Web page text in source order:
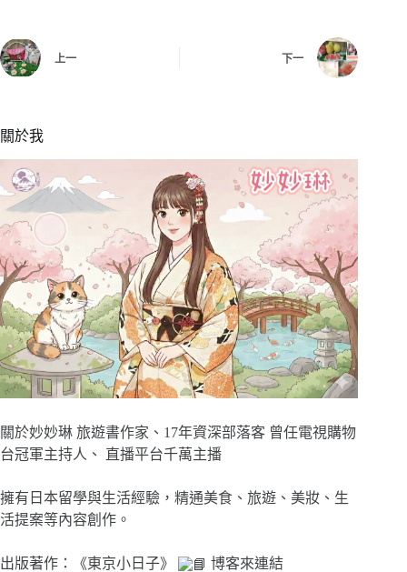
上一 下一
關於我
關於妙妙琳 旅遊書作家、17年資深部落客 曾任電視購物
台冠軍主持人、 直播平台千萬主播
擁有日本留學與生活經驗，精通美食、旅遊、美妝、生
活提案等內容創作。
出版著作：《東京小日子》 博客來連結